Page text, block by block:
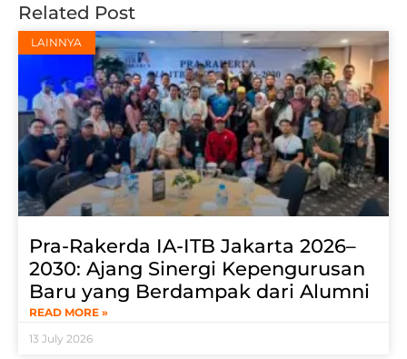
Related Post
LAINNYA
Pra-Rakerda IA-ITB Jakarta 2026–
2030: Ajang Sinergi Kepengurusan
Baru yang Berdampak dari Alumni
READ MORE »
13 July 2026